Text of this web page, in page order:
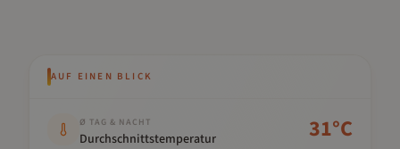
AUF EINEN BLICK
Ø TAG & NACHT
Durchschnittstemperatur 31°C